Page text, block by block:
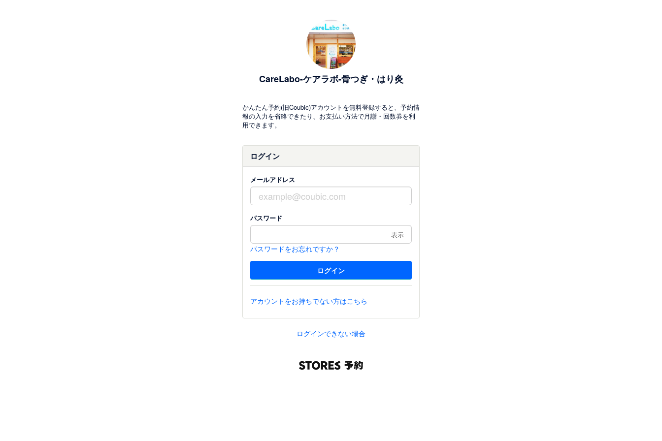
CareLabo-ケアラボ-骨つぎ・はり灸
かんたん予約(旧Coubic)アカウントを無料登録すると、予約情
報の入力を省略できたり、お支払い方法で月謝・回数券を利
用できます。
ログイン
メールアドレス
パスワード
表示
パスワードをお忘れですか？
アカウントをお持ちでない方はこちら
ログインできない場合